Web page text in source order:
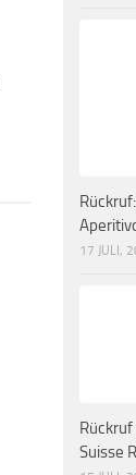
17 JULI,
Suisse